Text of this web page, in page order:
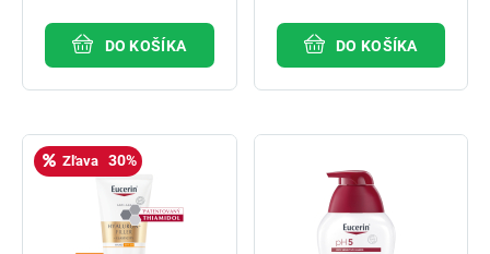
DO KOŠÍKA DO KOŠÍKA
Zľava 30%